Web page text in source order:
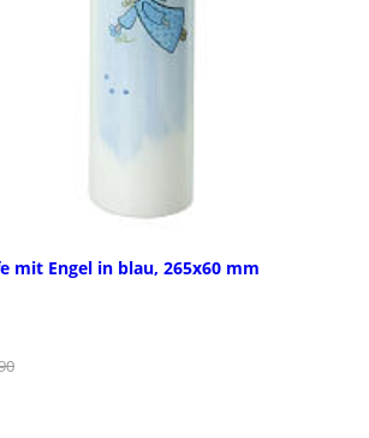
mit Engel in blau, 265x60 mm